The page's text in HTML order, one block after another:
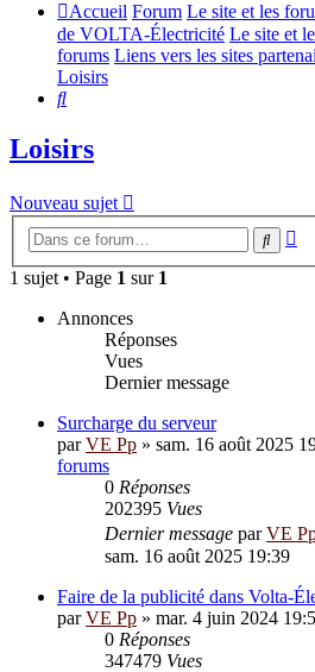
Accueil Forum Le site et les
de VOLTA-Électricité Le site et
forums Liens vers les sites
Loisirs
Rechercher
Loisirs
Nouveau sujet
1 sujet • Page 1 sur 1
Annonces
Réponses
Vues
Dernier message
Surcharge du serveur
parVE Pp » sam. 16 août 2025
forums
0 Réponses
202395 Vues
Dernier message parVE
sam. 16 août 2025 19:39
Faire de la publicité dans Volta-
parVE Pp » mar. 4 juin 2024
0 Réponses
347479 Vues